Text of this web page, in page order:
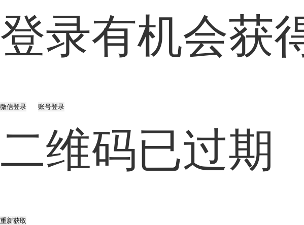
登录有机会获
微信登录 账号登录
二维码已过期
重新获取